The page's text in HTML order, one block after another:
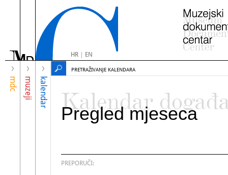
HR| EN
mdc muzeji kalendar
PRETRAŽIVANJE KALENDARA
Kalendar
Pregled mjeseca
PREPORUČI: